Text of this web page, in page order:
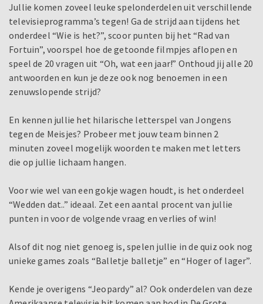
Jullie komen zoveel leuke spelonderdelen uit verschillende
televisieprogramma’s tegen! Ga de strijd aan tijdens het
onderdeel “Wie is het?”, scoor punten bij het “Rad van
Fortuin”, voorspel hoe de getoonde filmpjes aflopen en
speel de 20 vragen uit “Oh, wat een jaar!” Onthoud jij alle 20
antwoorden en kun je deze ook nog benoemen in een
zenuwslopende strijd?
En kennen jullie het hilarische letterspel van Jongens
tegen de Meisjes? Probeer met jouw team binnen 2
minuten zoveel mogelijk woorden te maken met letters
die op jullie lichaam hangen.
Voor wie wel van een gokje wagen houdt, is het onderdeel
“Wedden dat..” ideaal. Zet een aantal procent van jullie
punten in voor de volgende vraag en verlies of win!
Alsof dit nog niet genoeg is, spelen jullie in de quiz ook nog
unieke games zoals “Balletje balletje” en “Hoger of lager”.
Kende je overigens “Jeopardy” al? Ook onderdelen van deze